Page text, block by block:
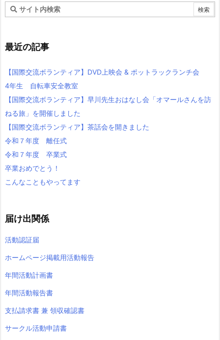
最近の記事
【国際交流ボランティア】DVD上映会 & ポットラックランチ会
4年生 自転車安全教室
【国際交流ボランティア】早川先生おはなし会「オマールさんを訪
ねる旅」を開催しました
【国際交流ボランティア】茶話会を開きました
令和７年度 離任式
令和７年度 卒業式
卒業おめでとう！
こんなこともやってます
届け出関係
活動認証届
ホームページ掲載用活動報告
年間活動計画書
年間活動報告書
支払請求書 兼 領収確認書
サークル活動申請書